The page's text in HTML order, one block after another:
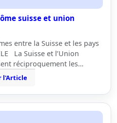
suisse et union
entre la Suisse et les pays
La Suisse et l’Union
réciproquement les…
l'Article